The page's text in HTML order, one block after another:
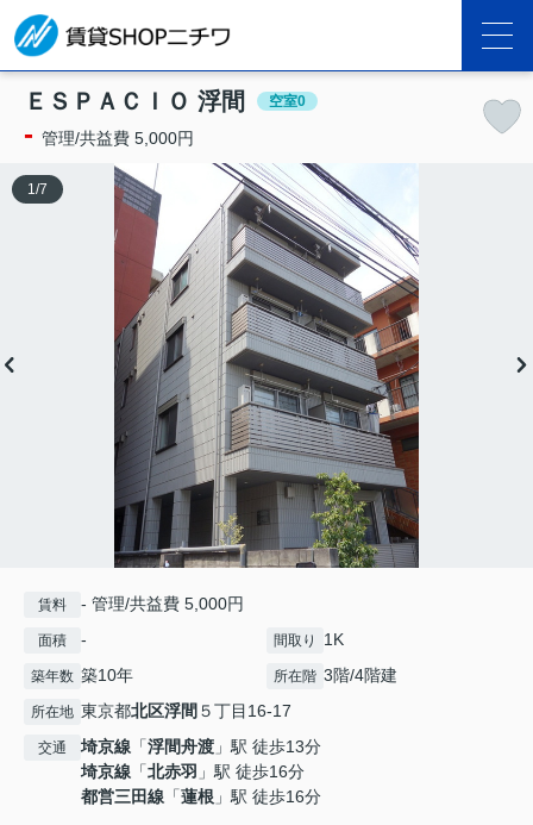
ＥＳＰＡＣＩＯ 浮間 空室0
- 管理/共益費 5,000円
1 /7
賃料 - 管理/共益費 5,000円
面積 - 間取り 1K
築年数 築10年 所在階 3階/4階建
所在地 東京都北区浮間 ５丁目16-17
交通 埼京線 「浮間舟渡 」駅 徒歩13分
埼京線 「北赤羽 」駅 徒歩16分
都営三田線 「蓮根 」駅 徒歩16分